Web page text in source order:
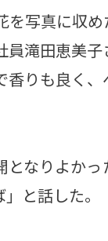
写真に収
滝田恵美
りも良く
なりよか
と話した。